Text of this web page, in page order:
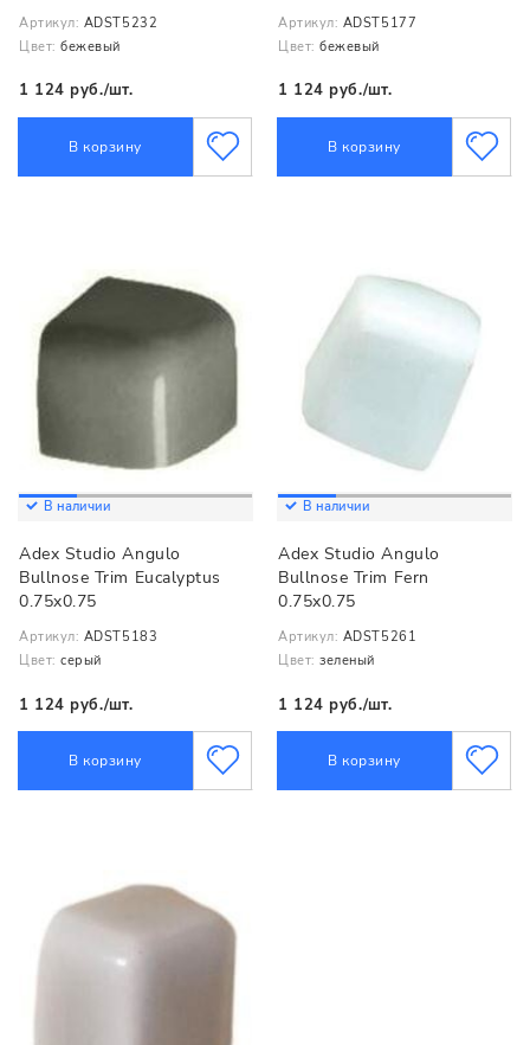
Артикул: ADST5232
Цвет: бежевый
1 124 руб./шт.
В корзину
Артикул: ADST5177
Цвет: бежевый
1 124 руб./шт.
В корзину
В наличии
Adex Studio Angulo
Bullnose Trim Eucalyptus
0.75x0.75
Артикул: ADST5183
Цвет: серый
1 124 руб./шт.
В корзину
В наличии
Adex Studio Angulo
Bullnose Trim Fern
0.75x0.75
Артикул: ADST5261
Цвет: зеленый
1 124 руб./шт.
В корзину